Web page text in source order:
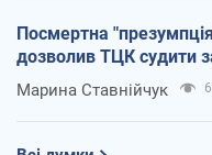
Посмертна
дозволив ТЦК судити
Марина Ставнійчук